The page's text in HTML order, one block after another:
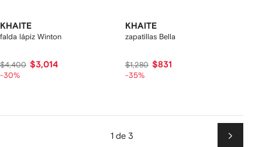
KHAITE
falda lápiz Winton
$4,400 $3,014
-30%
KHAITE
zapatillas Bella
$1,280 $831
-35%
1 de 3